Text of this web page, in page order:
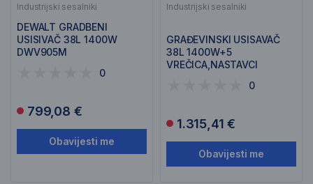
Industrijski sesalniki
DEWALT GRADBENI
USISIVAČ 38L 1400W
DWV905M
0
799,08 €
Obavijesti me
Industrijski sesalniki
GRAĐEVINSKI USISAVAČ
38L 1400W+5
VREČICA,NASTAVCI
0
1.315,41 €
Obavijesti me